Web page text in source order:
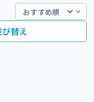
替え